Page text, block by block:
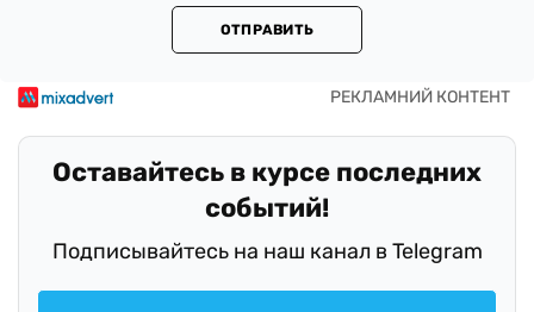
ОТПРАВИТЬ
Оставайтесь в курсе последних
событий!
Подписывайтесь на наш канал в Telegram